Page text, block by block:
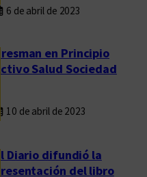
6 de abril de 2023
Presman en Principio
Activo Salud Sociedad
10 de abril de 2023
El Diario difundió la
presentación del libro